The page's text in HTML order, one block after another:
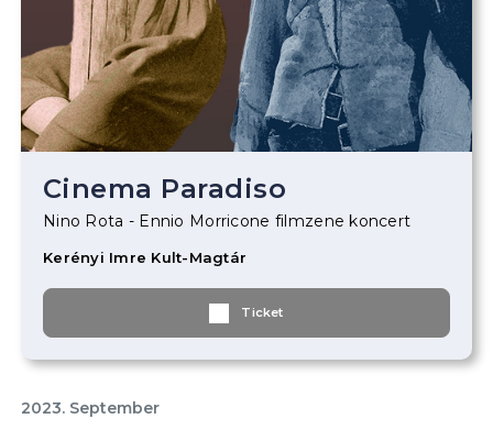
Cinema Paradiso
Nino Rota - Ennio Morricone filmzene koncert
Kerényi Imre Kult-Magtár
Ticket
2023. September